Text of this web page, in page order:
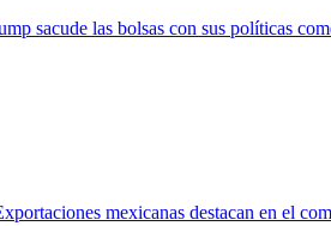
sacude las bolsas con sus políticas
mexicanas destacan en el